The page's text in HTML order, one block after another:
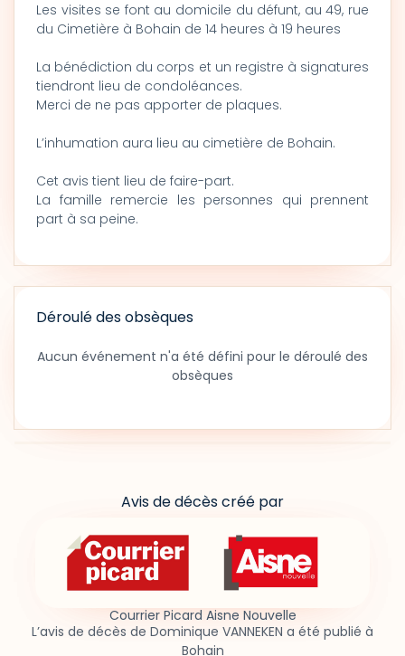
Les visites se font au domicile du défunt, au 49, rue
du Cimetière à Bohain de 14 heures à 19 heures
La bénédiction du corps et un registre à signatures
tiendront lieu de condoléances.
Merci de ne pas apporter de plaques.
L’inhumation aura lieu au cimetière de Bohain.
Cet avis tient lieu de faire-part.
La famille remercie les personnes qui prennent
part à sa peine.
Déroulé des obsèques
Aucun événement n'a été défini pour le déroulé des
obsèques
Avis de décès créé par
Courrier Picard Aisne Nouvelle
L’avis de décès de Dominique VANNEKEN a été publié à
Bohain